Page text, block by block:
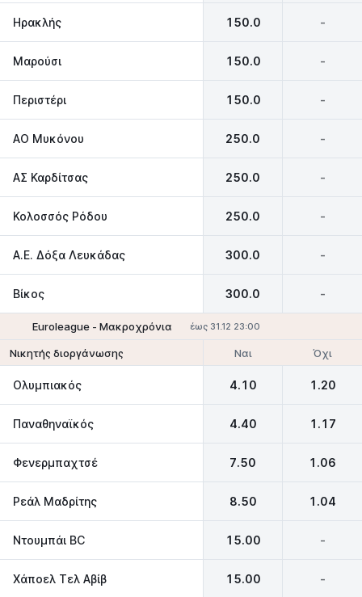
Ηρακλής 150.0 -
Μαρούσι 150.0 -
Περιστέρι 150.0 -
ΑΟ Μυκόνου 250.0 -
ΑΣ Καρδίτσας 250.0 -
Κολοσσός Ρόδου 250.0 -
Α.Ε. Δόξα Λευκάδας 300.0 -
Βίκος 300.0 -
Euroleague - Μακροχρόνια έως 31.12 23:00
Νικητής διοργάνωσης Ναι Όχι
Ολυμπιακός 4.10 1.20
Παναθηναϊκός 4.40 1.17
Φενερμπαχτσέ 7.50 1.06
Ρεάλ Μαδρίτης 8.50 1.04
Ντουμπάι BC 15.00 -
Χάποελ Τελ Αβίβ 15.00 -